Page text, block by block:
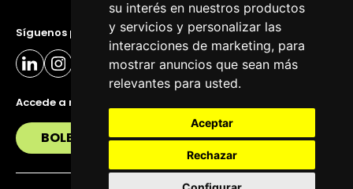
su interés en nuestros productos
y servicios y personalizar las
interacciones de marketing, para
mostrar anuncios que sean más
relevantes para usted.
Aceptar
Rechazar
Síguenos para estar al día
Accede a nuestra newsletter
BOLETÍN